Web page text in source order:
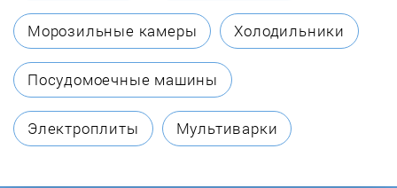
Caso
Centek
Clatronic
Морозильные камеры Холодильники
Посудомоечные машины
Электроплиты Мультиварки